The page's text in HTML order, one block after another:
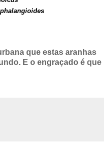
que estas aranhas
E o engraçado é que